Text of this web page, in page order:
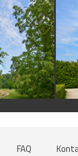
FAQ